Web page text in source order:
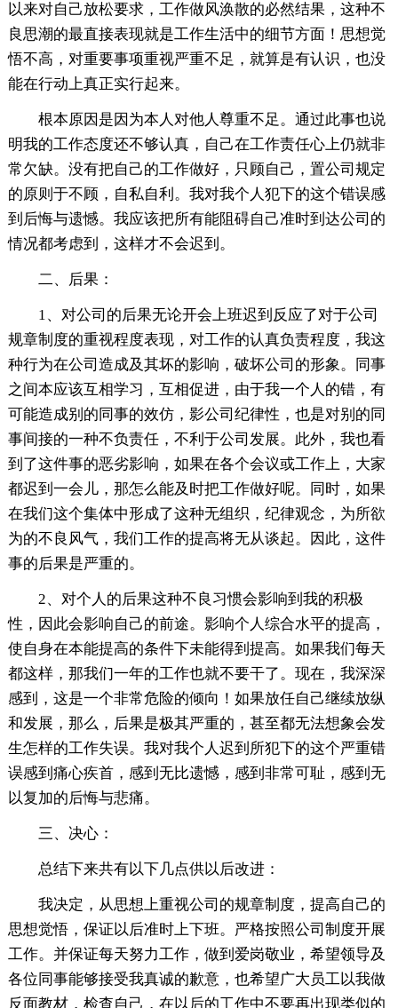
以来对自己放松要求，工作做风涣散的必然结果，这种不
良思潮的最直接表现就是工作生活中的细节方面！思想觉
悟不高，对重要事项重视严重不足，就算是有认识，也没
能在行动上真正实行起来。
根本原因是因为本人对他人尊重不足。通过此事也说
明我的工作态度还不够认真，自己在工作责任心上仍就非
常欠缺。没有把自己的工作做好，只顾自己，置公司规定
的原则于不顾，自私自利。我对我个人犯下的这个错误感
到后悔与遗憾。我应该把所有能阻碍自己准时到达公司的
情况都考虑到，这样才不会迟到。
二、后果：
1、对公司的后果无论开会上班迟到反应了对于公司
规章制度的重视程度表现，对工作的认真负责程度，我这
种行为在公司造成及其坏的影响，破坏公司的形象。同事
之间本应该互相学习，互相促进，由于我一个人的错，有
可能造成别的同事的效仿，影公司纪律性，也是对别的同
事间接的一种不负责任，不利于公司发展。此外，我也看
到了这件事的恶劣影响，如果在各个会议或工作上，大家
都迟到一会儿，那怎么能及时把工作做好呢。同时，如果
在我们这个集体中形成了这种无组织，纪律观念，为所欲
为的不良风气，我们工作的提高将无从谈起。因此，这件
事的后果是严重的。
2、对个人的后果这种不良习惯会影响到我的积极
性，因此会影响自己的前途。影响个人综合水平的提高，
使自身在本能提高的条件下未能得到提高。如果我们每天
都这样，那我们一年的工作也就不要干了。现在，我深深
感到，这是一个非常危险的倾向！如果放任自己继续放纵
和发展，那么，后果是极其严重的，甚至都无法想象会发
生怎样的工作失误。我对我个人迟到所犯下的这个严重错
误感到痛心疾首，感到无比遗憾，感到非常可耻，感到无
以复加的后悔与悲痛。
三、决心：
总结下来共有以下几点供以后改进：
我决定，从思想上重视公司的规章制度，提高自己的
思想觉悟，保证以后准时上下班。严格按照公司制度开展
工作。并保证每天努力工作，做到爱岗敬业，希望领导及
各位同事能够接受我真诚的歉意，也希望广大员工以我做
反面教材，检查自己，在以后的工作中不要再出现类似的